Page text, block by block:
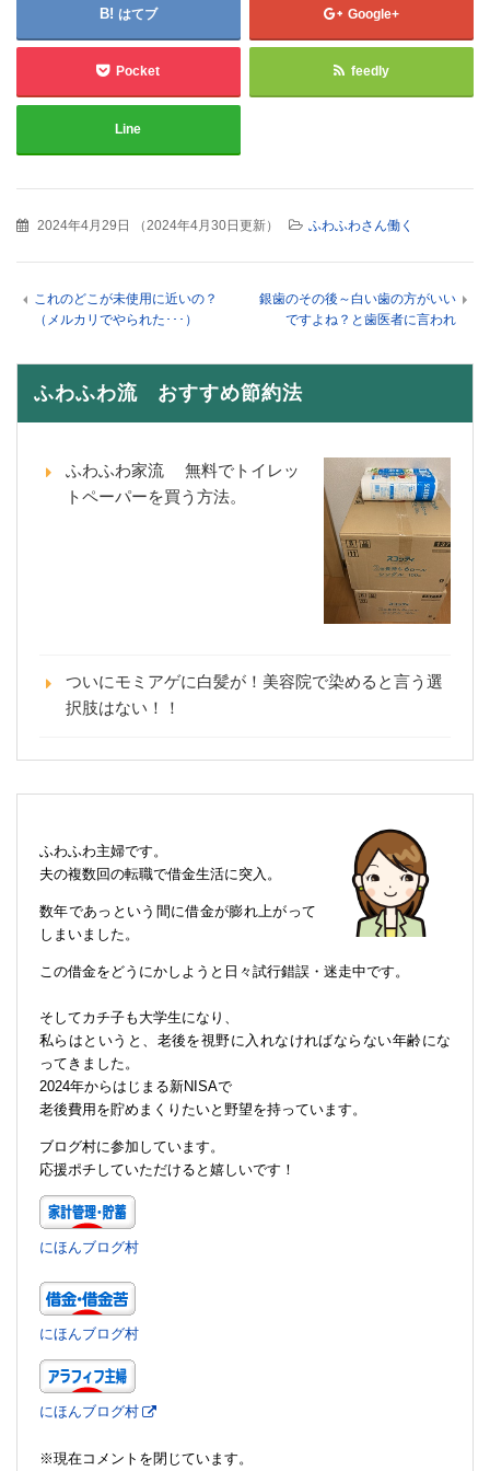
はてブ Google+
Pocket feedly
Line
2024年4月29日 （2024年4月30日更新） ふわふわさん働く
これのどこが未使用に近いの？
（メルカリでやられた･･･）
銀歯のその後～白い歯の方がいい
ですよね？と歯医者に言われ
ふわふわ流 おすすめ節約法
ふわふわ家流 無料でトイレッ
トペーパーを買う方法。
ついにモミアゲに白髪が！美容院で染めると言う選
択肢はない！！
ふわふわ主婦です。
夫の複数回の転職で借金生活に突入。
数年であっという間に借金が膨れ上がって
しまいました。
この借金をどうにかしようと日々試行錯誤・迷走中です。
そしてカチ子も大学生になり、
私らはというと、老後を視野に入れなければならない年齢にな
ってきました。
2024年からはじまる新NISAで
老後費用を貯めまくりたいと野望を持っています。
ブログ村に参加しています。
応援ポチしていただけると嬉しいです！
にほんブログ村
にほんブログ村
にほんブログ村
※現在コメントを閉じています。